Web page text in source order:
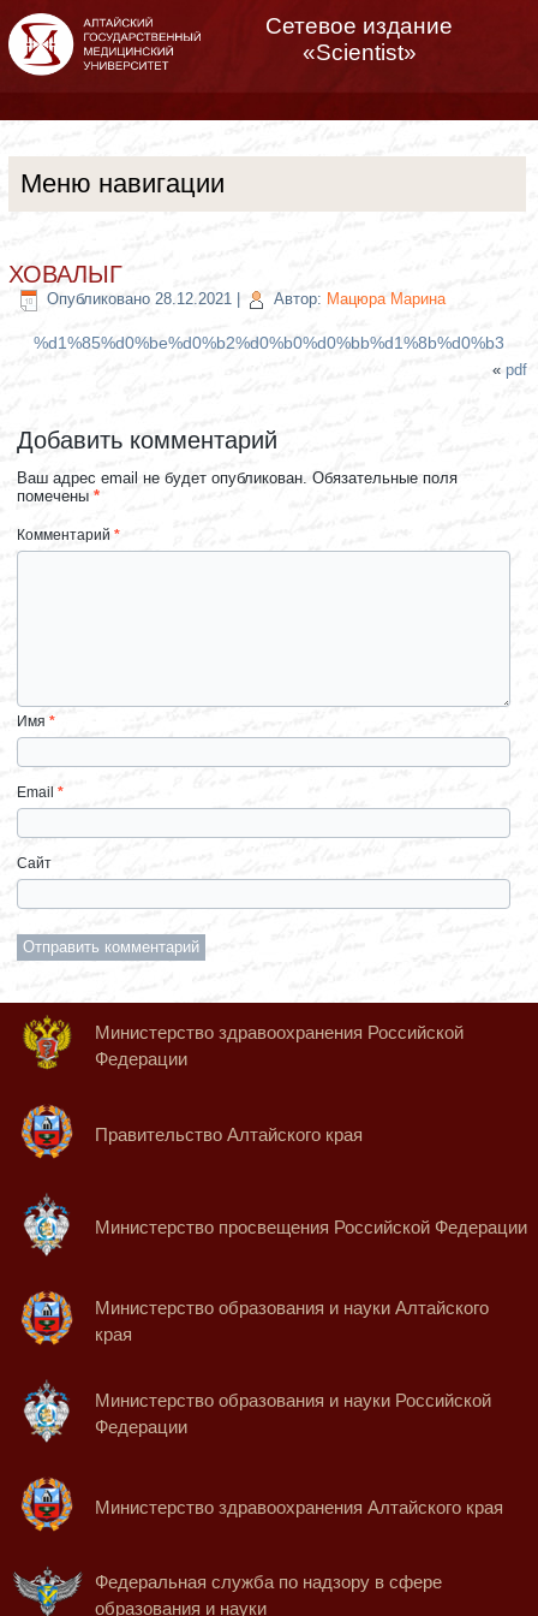
Сетевое издание
«Scientist»
Меню навигации
ХОВАЛЫГ
Опубликовано 28.12.2021 Автор: Мацюра Марина
%d1%85%d0%be%d0%b2%d0%b0%d0%bb%d1%8b%d0%b3
«pdf
Добавить комментарий
Ваш адрес email не будет опубликован. Обязательные поля
помечены*
Комментарий*
Имя*
Email*
Сайт
Министерство здравоохранения Российской
Федерации
Правительство Алтайского края
Министерство просвещения Российской Федерации
Министерство образования и науки Алтайского
края
Министерство образования и науки Российской
Федерации
Министерство здравоохранения Алтайского края
Федеральная служба по надзору в сфере
образования и науки